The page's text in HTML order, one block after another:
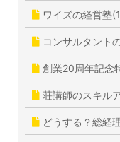
ワイズの経営塾
コンサルタント
創業20周年記念
荘講師のスキル
どうする？総